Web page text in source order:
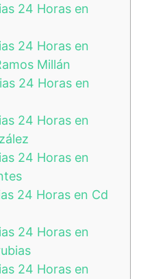
24 Horas en
24 Horas en
Millán
24 Horas en
24 Horas en
24 Horas en
24 Horas en Cd
24 Horas en
24 Horas en